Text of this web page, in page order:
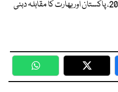
ویمنز ایشیا کپ 2026، پاکستان اور بھارت کا مقابلہ دبئی
WhatsApp Twitter